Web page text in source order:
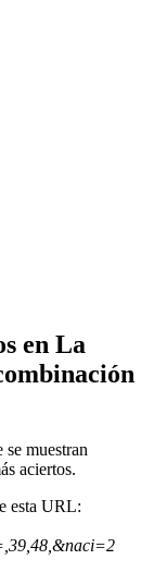
en La
se muestran
aciertos.
esta URL: